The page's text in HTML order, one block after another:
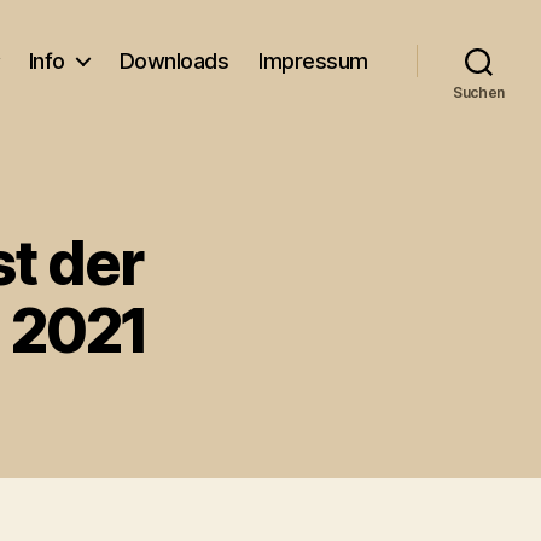
Info Downloads Impressum
Suchen
der